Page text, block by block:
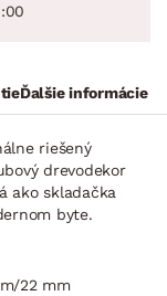
Ďalšie informácie
riešený
drevodekor
ako skladačka
byte.
22 mm